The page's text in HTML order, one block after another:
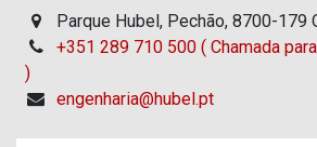
Parque Hubel, Pechão, 8700-179
+351 289 710 500 ( Chamada
)
engenharia@hubel.pt